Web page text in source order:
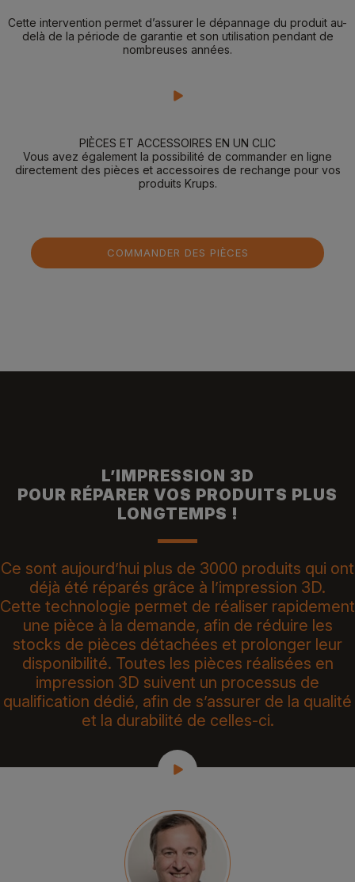
Cette intervention permet d’assurer le dépannage du produit au-
delà de la période de garantie et son utilisation pendant de
nombreuses années.
PIÈCES ET ACCESSOIRES EN UN CLIC
Vous avez également la possibilité de commander en ligne
directement des pièces et accessoires de rechange pour vos
produits Krups.
COMMANDER DES PIÈCES
L’IMPRESSION 3D
POUR RÉPARER VOS PRODUITS PLUS
LONGTEMPS !
Ce sont aujourd’hui plus de 3000 produits qui ont
déjà été réparés grâce à l’impression 3D.
Cette technologie permet de réaliser rapidement
une pièce à la demande, afin de réduire les
stocks de pièces détachées et prolonger leur
disponibilité. Toutes les pièces réalisées en
impression 3D suivent un processus de
qualification dédié, afin de s’assurer de la qualité
et la durabilité de celles-ci.